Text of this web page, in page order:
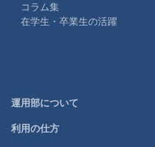
コラム集
在学生・卒業生の活躍
運用部について
利用の仕方